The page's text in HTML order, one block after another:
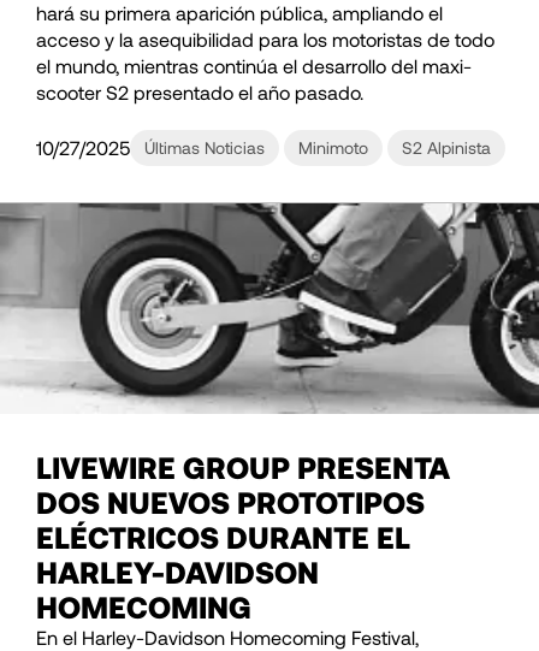
hará su primera aparición pública, ampliando el
acceso y la asequibilidad para los motoristas de todo
el mundo, mientras continúa el desarrollo del maxi-
scooter S2 presentado el año pasado.
10/27/2025 Últimas Noticias Minimoto S2 Alpinista
LIVEWIRE GROUP PRESENTA
DOS NUEVOS PROTOTIPOS
ELÉCTRICOS DURANTE EL
HARLEY-DAVIDSON
HOMECOMING
En el Harley-Davidson Homecoming Festival,